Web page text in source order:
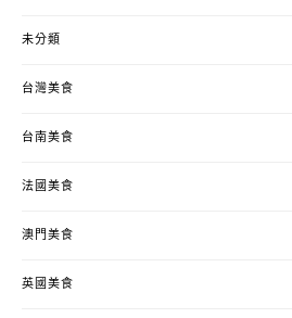
未分類
台灣美食
台南美食
法國美食
澳門美食
英國美食